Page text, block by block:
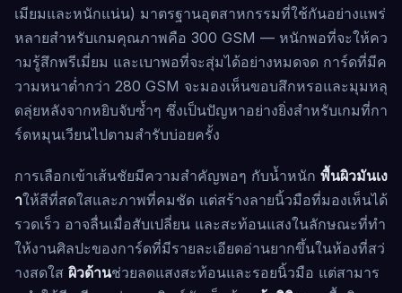
เมียมและหนักแน่น) มาตรฐานอุตสาหกรรมที่ใช้กันอย่างแพร่
หลายสำหรับเกมคุณภาพคือ 300 GSM — หนักพอที่จะให้คว
ามรู้สึกพรีเมี่ยม และเบาพอที่จะสุ่มได้อย่างหมดจด การ์ดที่มีค
วามหนาต่ำกว่า 280 GSM จะมองเห็นขอบสึกหรอและมุมหลุ
ดลุ่ยหลังจากหยิบจับซ้ำๆ ซึ่งเป็นปัญหาอย่างยิ่งสำหรับเกมที่กา
ร์ดหมุนเวียนไปตามสำรับบ่อยครั้ง
การเลือกเข้าเส้นชัยมีความสำคัญพอๆ กับน้ำหนัก พื้นผิวมันเง
าให้สีที่สดใสและภาพที่คมชัด แต่สร้างลายนิ้วมือที่มองเห็นได้
รวดเร็ว อาจลื่นเมื่อสับเปลี่ยน และสะท้อนแสงในลักษณะที่ทำ
ให้งานศิลปะของการ์ดที่มีรายละเอียดอ่านยากขึ้นในห้องที่สว่
างสดใส ผิวด้านช่วยลดแสงสะท้อนและรอยนิ้วมือ แต่สามาร